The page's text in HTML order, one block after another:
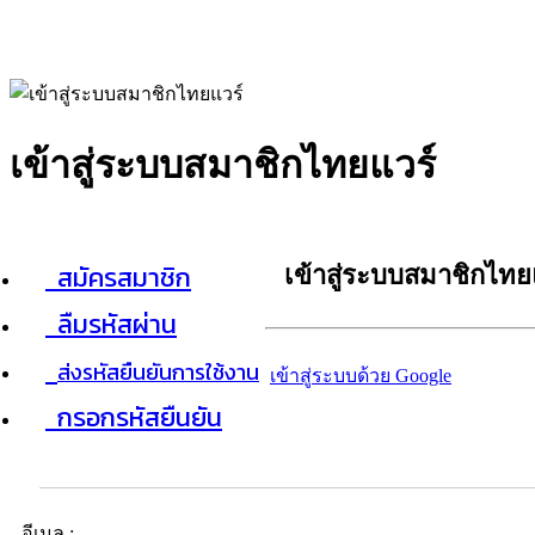
เข้าสู่ระบบสมาชิกไทยแวร์
สมัครสมาชิก
ลืมรหัสผ่าน
ส่งรหัสยืนยันการใช้งาน
กรอกรหัสยืนยัน
เข้าสู่ระบบสมาชิกไท
เข้าสู่ระบบด้วย Google